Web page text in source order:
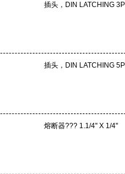
插头，DIN LATCHING 3P
插头，DIN LATCHING
熔断器??? 1.1/4'' X 1/4''